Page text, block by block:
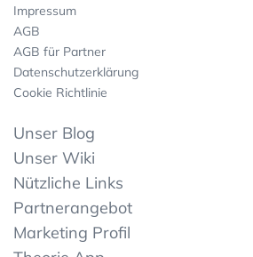
Impressum
AGB
AGB für Partner
Datenschutzerklärung
Cookie Richtlinie
Unser Blog
Unser Wiki
Nützliche Links
Partnerangebot
Marketing Profil